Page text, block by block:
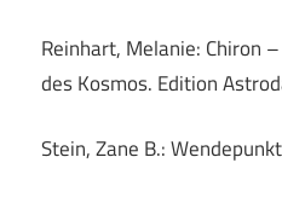
Reinhart, Melanie: Chiron
des Kosmos. Edition
Stein, Zane B.: